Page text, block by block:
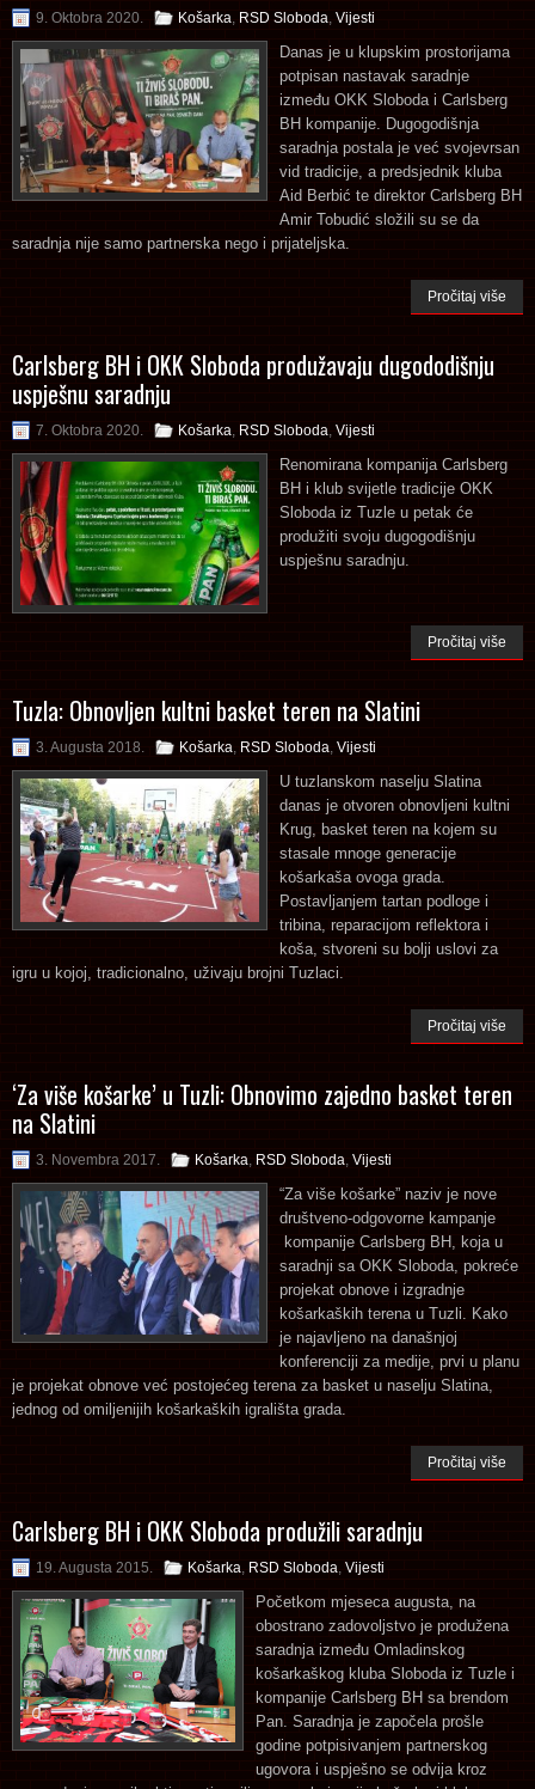
9. Oktobra 2020. Košarka RSD Sloboda Vijesti
Danas je u klupskim prostorijama
potpisan nastavak saradnje
između OKK Sloboda i Carlsberg
BH kompanije. Dugogodišnja
saradnja postala je već svojevrsan
vid tradicije, a predsjednik kluba
Aid Berbić te direktor Carlsberg BH
Amir Tobudić složili su se da
saradnja nije samo partnerska nego i prijateljska.
Pročitaj više
Carlsberg BH i OKK Sloboda produžavaju dugododišnju
uspješnu saradnju
7. Oktobra 2020. Košarka RSD Sloboda Vijesti
Renomirana kompanija Carlsberg
BH i klub svijetle tradicije OKK
Sloboda iz Tuzle u petak će
produžiti svoju dugogodišnju
uspješnu saradnju.
Pročitaj više
Tuzla: Obnovljen kultni basket teren na Slatini
3. Augusta 2018. Košarka RSD Sloboda Vijesti
U tuzlanskom naselju Slatina
danas je otvoren obnovljeni kultni
Krug, basket teren na kojem su
stasale mnoge generacije
košarkaša ovoga grada.
Postavljanjem tartan podloge i
tribina, reparacijom reflektora i
koša, stvoreni su bolji uslovi za
igru u kojoj, tradicionalno, uživaju brojni Tuzlaci.
Pročitaj više
‘Za više košarke’ u Tuzli: Obnovimo zajedno basket teren
na Slatini
3. Novembra 2017. Košarka RSD Sloboda Vijesti
“Za više košarke” naziv je nove
društveno-odgovorne kampanje
kompanije Carlsberg BH, koja u
saradnji sa OKK Sloboda, pokreće
projekat obnove i izgradnje
košarkaških terena u Tuzli. Kako
je najavljeno na današnjoj
konferenciji za medije, prvi u planu
je projekat obnove već postojećeg terena za basket u naselju Slatina,
jednog od omiljenijih košarkaških igrališta grada.
Pročitaj više
Carlsberg BH i OKK Sloboda produžili saradnju
19. Augusta 2015. Košarka RSD Sloboda Vijesti
Početkom mjeseca augusta, na
obostrano zadovoljstvo je produžena
saradnja između Omladinskog
košarkaškog kluba Sloboda iz Tuzle i
kompanije Carlsberg BH sa brendom
Pan. Saradnja je započela prošle
godine potpisivanjem partnerskog
ugovora i uspješno se odvija kroz